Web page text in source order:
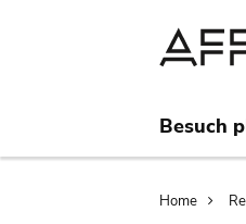
Besuch
Home